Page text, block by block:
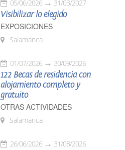
05/06/2026 31/03/2027
Visibilizar lo elegido
EXPOSICIONES
Salamanca
01/07/2026 30/09/2026
122 Becas de residencia con
alojamiento completo y
gratuito
OTRAS ACTIVIDADES
Salamanca
26/06/2026 31/08/2026